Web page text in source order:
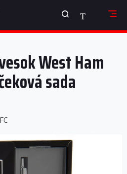
NÁKUPNÝ
KOŠÍK
West Ham
sada